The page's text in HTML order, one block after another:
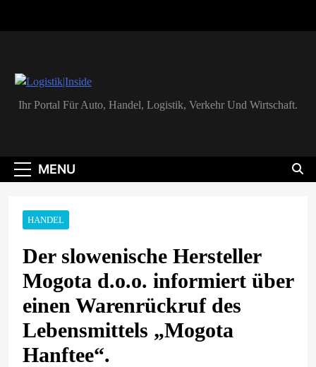
Logistik|Inside
Ihr Portal Für Auto, Handel, Logistik, Verkehr Und Wirtschaft.
MENU
HANDEL
Der slowenische Hersteller
Mogota d.o.o. informiert über
einen Warenrückruf des
Lebensmittels „Mogota
Hanftee“.